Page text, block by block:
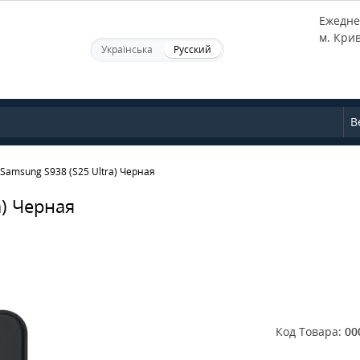
Українська Русский
м.
S938 (S25 Ultra) Черная
Черная
Код Товара: